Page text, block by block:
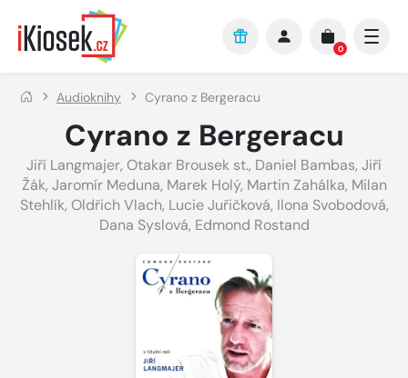
Přejít na hlavní obsah
0
Audioknihy Cyrano z Bergeracu
Cyrano z Bergeracu
Jiří Langmajer, Otakar Brousek st., Daniel Bambas, Jiří
Žák, Jaromír Meduna, Marek Holý, Martin Zahálka, Milan
Stehlík, Oldřich Vlach, Lucie Juřičková, Ilona Svobodová,
Dana Syslová, Edmond Rostand